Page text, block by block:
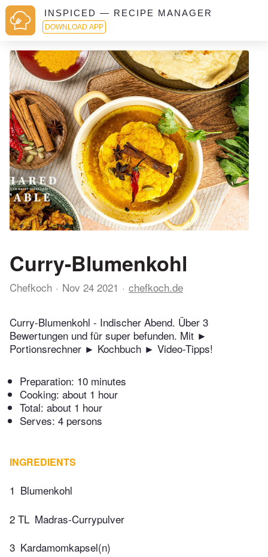
INSPICED — RECIPE MANAGER
DOWNLOAD APP
Curry-Blumenkohl
Chefkoch Nov 24 2021 chefkoch.de
Curry-Blumenkohl - Indischer Abend. Über 3
Bewertungen und für super befunden. Mit ►
Portionsrechner ► Kochbuch ► Video-Tipps!
Preparation: 10 minutes
Cooking: about 1 hour
Total: about 1 hour
Serves: 4 persons
INGREDIENTS
1 Blumenkohl
2 TL Madras-Currypulver
3 Kardamomkapsel(n)